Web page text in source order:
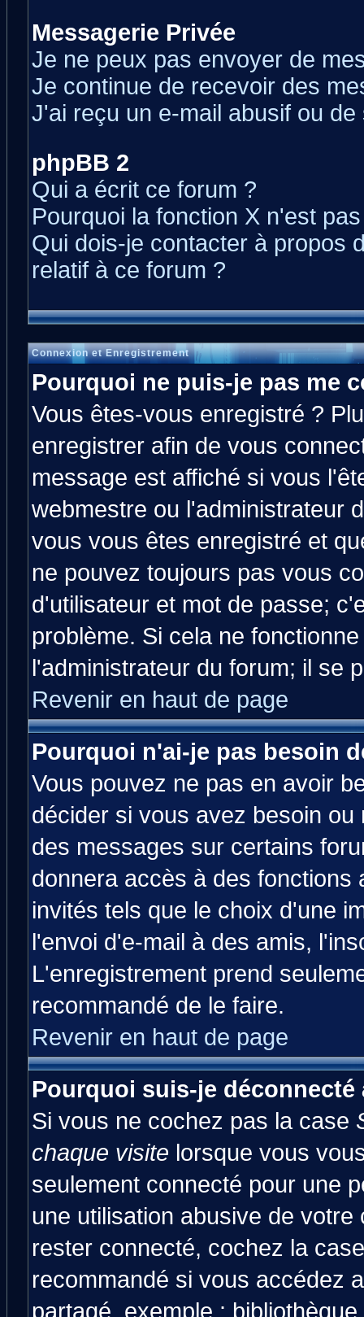
Messagerie Privée
Je ne peux pas envoyer de
Je continue de recevoir des
J'ai reçu un e-mail abusif ou
phpBB 2
Qui a écrit ce forum ?
Pourquoi la fonction X n'est
Qui dois-je contacter à propos
relatif à ce forum ?
Connexion et Enregistrement
Pourquoi ne puis-je pas me
Vous êtes-vous enregistré ?
enregistrer afin de vous
message est affiché si vous
webmestre ou l'administrateur
vous vous êtes enregistré et
ne pouvez toujours pas vous
d'utilisateur et mot de passe;
problème. Si cela ne
l'administrateur du forum; il se
Revenir en haut de page
Pourquoi n'ai-je pas besoin
Vous pouvez ne pas en avoir
décider si vous avez besoin
des messages sur certains
donnera accès à des fonctions
invités tels que le choix d'une
l'envoi d'e-mail à des amis,
L'enregistrement prend
recommandé de le faire.
Revenir en haut de page
Pourquoi suis-je
Si vous ne cochez pas la case
chaque visite lorsque vous
seulement connecté pour une
une utilisation abusive de
rester connecté, cochez la
recommandé si vous accédez
partagé, exemple :